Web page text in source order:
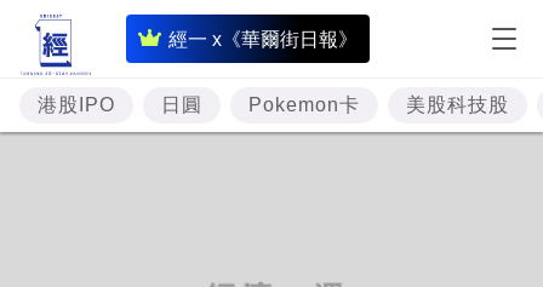
經一 x《華爾街日報》
即
時
財
經
港股IPO 日圓 Pokemon卡 美股科技股